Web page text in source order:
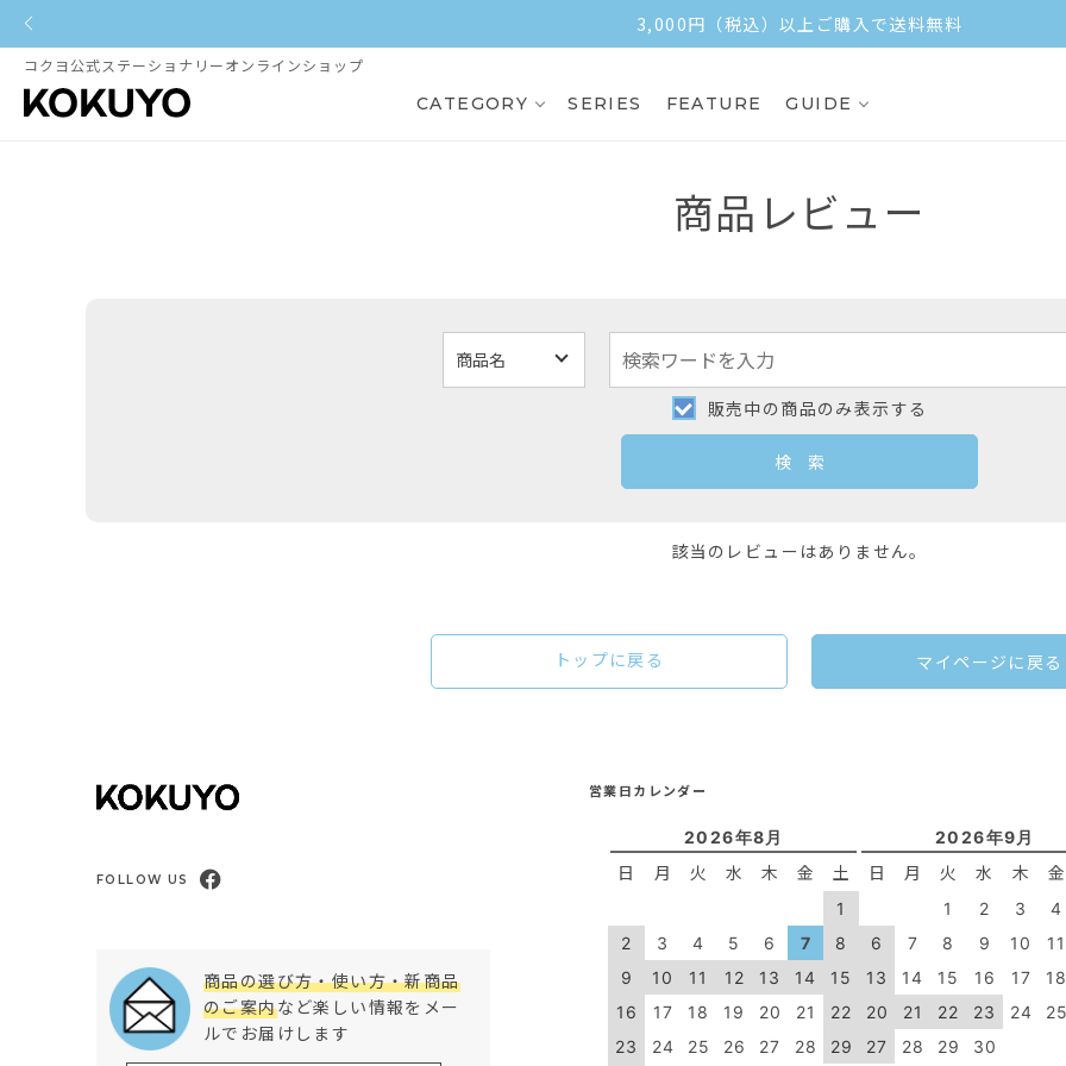
3,000円（税込）以上ご購入で送料無料
コクヨ公式ステーショナリーオンラインショップ
CATEGORY SERIES FEATURE GUIDE
商品レビュー
販売中の商品のみ表示する
該当のレビューはありません。
マイページに戻る
トップに戻る
FOLLOW US
商品の選び方・使い方・新商品
のご案内など楽しい情報をメー
ルでお届けします
営業日カレンダー
2026年8月
日 月 火 水 木 金 土
1
2
3 4 5 6 7
8
9
10 11 12 13 14
15
16
17 18 19 20 21
22
23
24 25 26 27 28 29
2026年9月
日 月 火 水 木 金
1 2 3
4
6
7 8 9 10
11
13
14 15 16 17
20
21 22 23 24
27
28 29 30